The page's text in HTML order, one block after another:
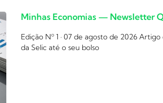
Minhas Economias — Newsletter
Edição Nº 1 · 07 de agosto de 2026
da Selic até o seu bolso